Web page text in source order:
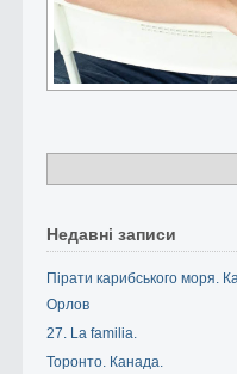
Недавні записи
Пірати карибського моря.
Орлов
27. La familia.
Торонто. Канада.